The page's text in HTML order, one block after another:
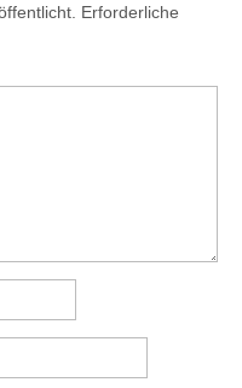
Erforderliche